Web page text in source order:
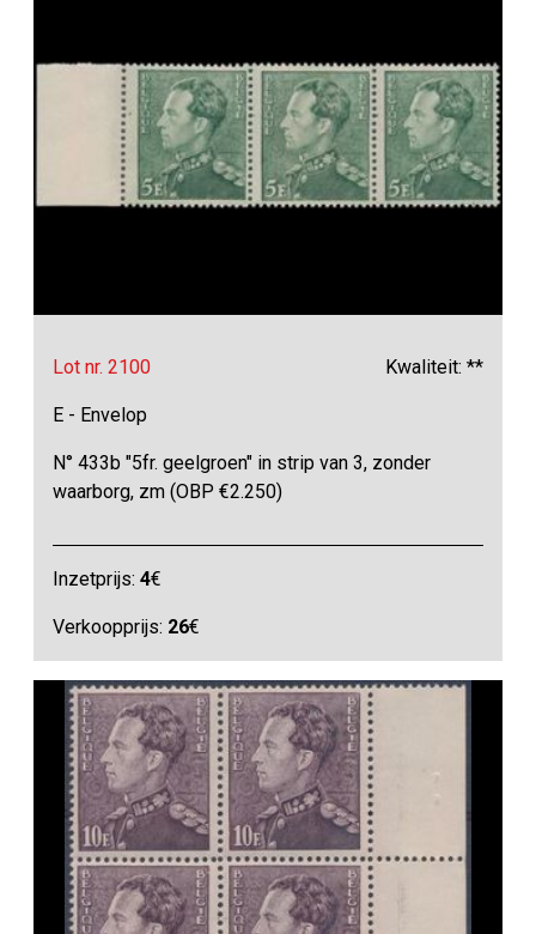
Lot nr. 2100 Kwaliteit: **
E - Envelop
N° 433b "5fr. geelgroen" in strip van 3, zonder
waarborg, zm (OBP €2.250)
Inzetprijs:4€
Verkoopprijs: 26€